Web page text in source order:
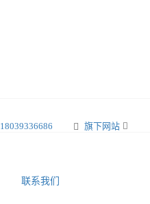
旗下网站
18039336686
联系我们